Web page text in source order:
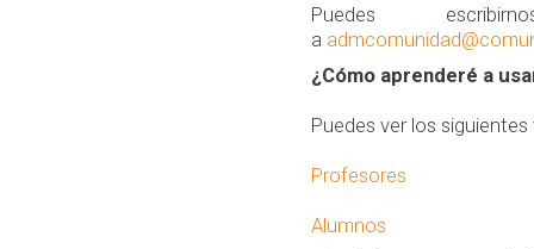
Puedes
a
¿Cómo aprenderé a
Puedes ver los siguientes
Profesores
Alumnos